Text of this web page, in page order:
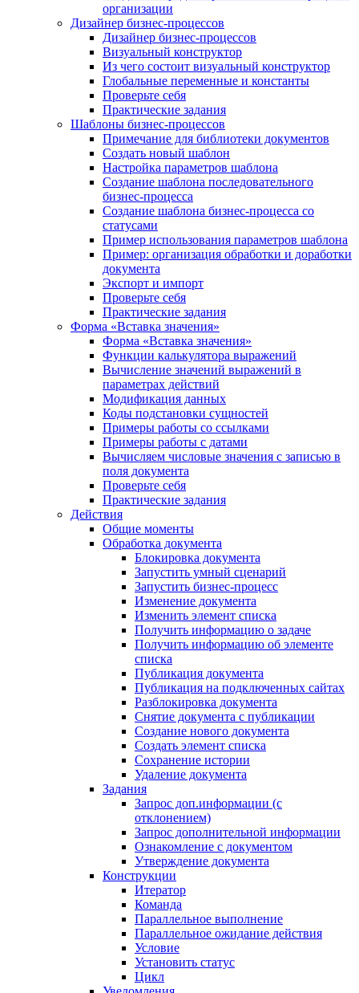
организации
Дизайнер бизнес-процессов
Дизайнер бизнес-процессов
Визуальный конструктор
Из чего состоит визуальный конструктор
Глобальные переменные и константы
Проверьте себя
Практические задания
Шаблоны бизнес-процессов
Примечание для библиотеки документов
Создать новый шаблон
Настройка параметров шаблона
Создание шаблона последовательного
бизнес-процесса
Создание шаблона бизнес-процесса со
статусами
Пример использования параметров шаблона
Пример: организация обработки и доработки
документа
Экспорт и импорт
Проверьте себя
Практические задания
Форма «Вставка значения»
Форма «Вставка значения»
Функции калькулятора выражений
Вычисление значений выражений в
параметрах действий
Модификация данных
Коды подстановки сущностей
Примеры работы со ссылками
Примеры работы с датами
Вычисляем числовые значения с записью в
поля документа
Проверьте себя
Практические задания
Действия
Общие моменты
Обработка документа
Блокировка документа
Запустить умный сценарий
Запустить бизнес-процесс
Изменение документа
Изменить элемент списка
Получить информацию о задаче
Получить информацию об элементе
списка
Публикация документа
Публикация на подключенных сайтах
Разблокировка документа
Снятие документа с публикации
Создание нового документа
Создать элемент списка
Сохранение истории
Удаление документа
Задания
Запрос доп.информации (с
отклонением)
Запрос дополнительной информации
Ознакомление с документом
Утверждение документа
Конструкции
Итератор
Команда
Параллельное выполнение
Параллельное ожидание действия
Условие
Установить статус
Цикл